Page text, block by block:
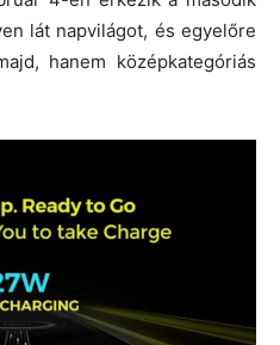
lát napvilágot, és egyelőre
hanem középkategóriás